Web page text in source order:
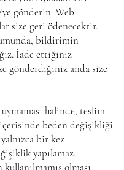
gönderin. Web
size geri ödenecektir.
bildirimin
İade ettiğiniz
gönderdiğiniz anda size
halinde, teslim
beden değişikliği
bir kez
yapılamaz.
olması